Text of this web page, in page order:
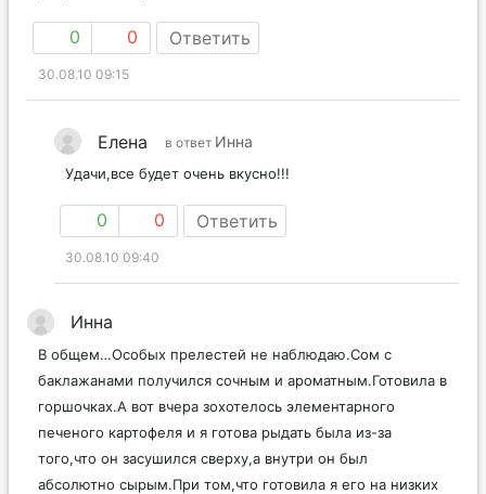
0 0 Ответить
30.08.10 09:15
Елена в ответ Инна
Удачи,все будет очень вкусно!!!
0 0 Ответить
30.08.10 09:40
Инна
В общем…Особых прелестей не наблюдаю.Сом с
баклажанами получился сочным и ароматным.Готовила в
горшочках.А вот вчера зохотелось элементарного
печеного картофеля и я готова рыдать была из-за
того,что он засушился сверху,а внутри он был
абсолютно сырым.При том,что готовила я его на низких